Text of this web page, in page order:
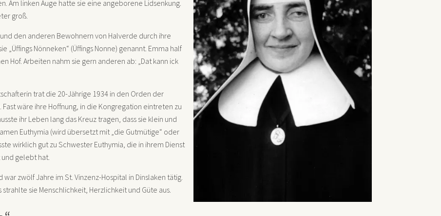
Am linken Auge hatte sie eine angeborene Lidsenkung.
groß.
den anderen Bewohnern von Halverde durch ihre
„Üffings Nönneken“ (Üffings Nonne) genannt. Emma half
Hof. Arbeiten nahm sie gern anderen ab: „Dat kann ick
trat die 20-Jährige 1934 in den Orden der
wäre ihre Hoffnung, in die Kongregation eintreten zu
ihr Leben lang das Kreuz tragen, dass sie klein und
Euthymia (wird übersetzt mit „die Gutmütige“ oder
wirklich gut zu Schwester Euthymia, die in ihrem Dienst
gelebt hat.
zwölf Jahre im St. Vinzenz-Hospital in Dinslaken tätig.
sie Menschlichkeit, Herzlichkeit und Güte aus.